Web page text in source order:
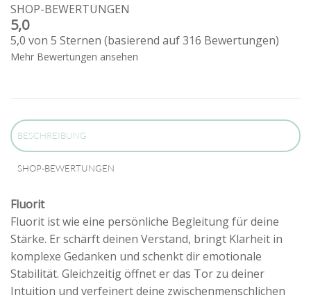
SHOP-BEWERTUNGEN
5,0
5,0 von 5 Sternen (basierend auf 316 Bewertungen)
Mehr Bewertungen ansehen
BESCHREIBUNG
SHOP-BEWERTUNGEN
Fluorit
Fluorit ist wie eine persönliche Begleitung für deine
Stärke. Er schärft deinen Verstand, bringt Klarheit in
komplexe Gedanken und schenkt dir emotionale
Stabilität. Gleichzeitig öffnet er das Tor zu deiner
Intuition und verfeinert deine zwischenmenschlichen